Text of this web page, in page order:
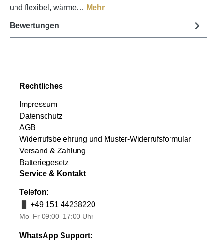
und flexibel, wärme… Mehr
Bewertungen
Rechtliches
Impressum
Datenschutz
AGB
Widerrufsbelehrung und Muster-Widerrufsformular
Versand & Zahlung
Batteriegesetz
Service & Kontakt
Telefon:
+49 151 44238220
Mo–Fr 09:00–17:00 Uhr
WhatsApp Support: